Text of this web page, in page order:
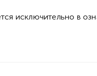
исключительно в